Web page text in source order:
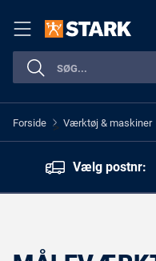
Forside > Værktøj & maskiner
Vælg postnr: